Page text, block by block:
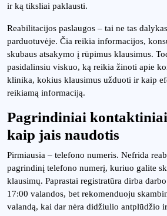
ir ką tiksliai paklausti.
Reabilitacijos paslaugos – tai ne tas
parduotuvėje. Čia reikia informacijos,
skubaus atsakymo į rūpimus klausimus.
pasidalinsiu viskuo, ką reikia žinoti apie
klinika, kokius klausimus užduoti ir kaip
reikiamą informaciją.
Pagrindiniai
kaip jais naudotis
Pirmiausia – telefono numeris. Nefrida
pagrindinį telefono numerį, kuriuo galite
klausimų. Paprastai registratūra dirba
17:00 valandos, bet rekomenduoju
valandą, kai dar nėra didžiulio antplūdžio